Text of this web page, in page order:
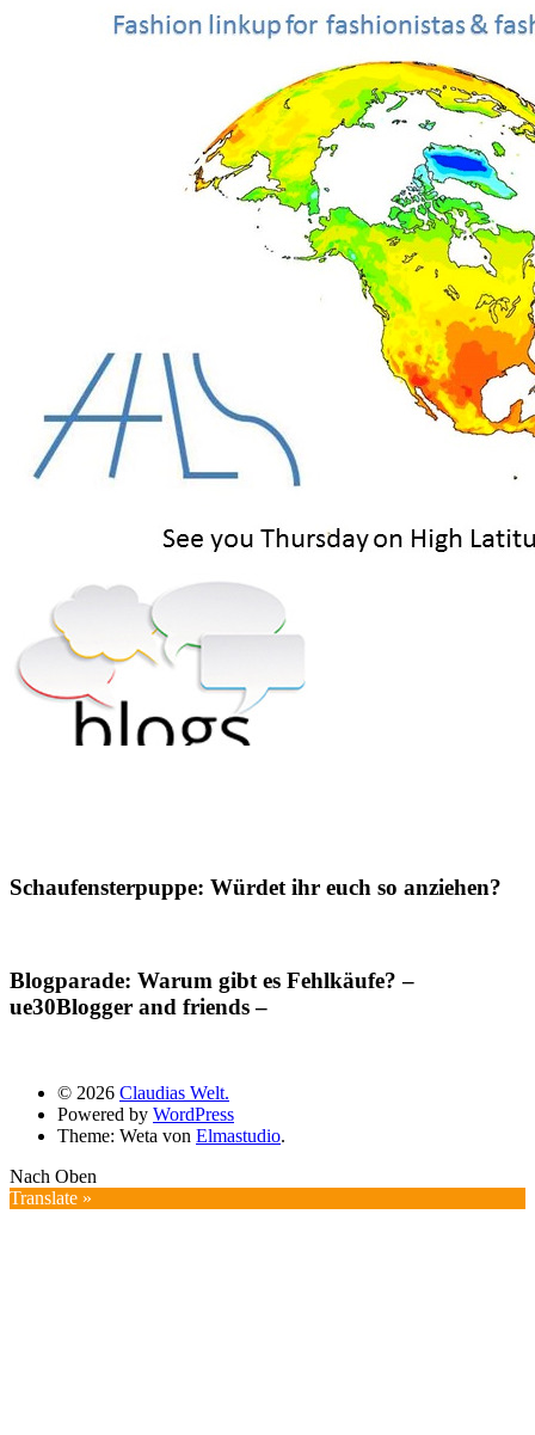
Schaufensterpuppe: Würdet ihr euch so anziehen?
Blogparade: Warum gibt es Fehlkäufe? –
ue30Blogger and friends –
© 2026 Claudias Welt.
Powered by WordPress
Theme: Weta von Elmastudio.
Nach Oben
Translate »